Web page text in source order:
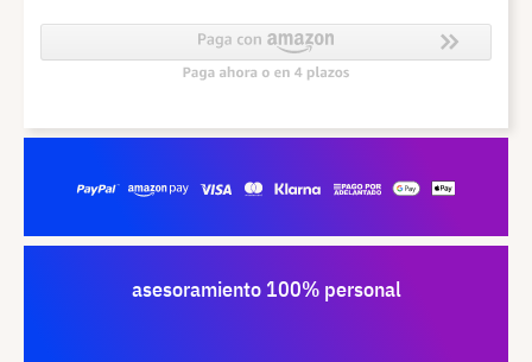
asesoramiento 100% personal